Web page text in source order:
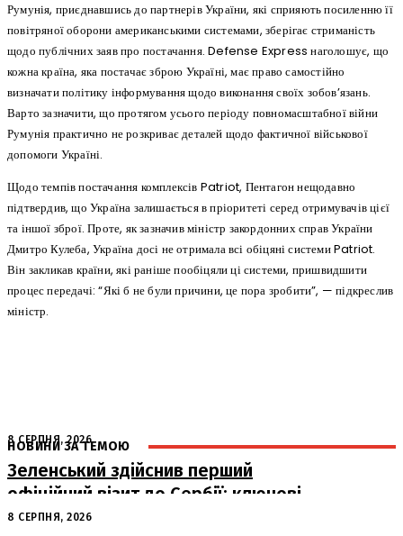
Румунія, приєднавшись до партнерів України, які сприяють посиленню її
повітряної оборони американськими системами, зберігає стриманість
щодо публічних заяв про постачання. Defense Express наголошує, що
кожна країна, яка постачає зброю Україні, має право самостійно
визначати політику інформування щодо виконання своїх зобов’язань.
Варто зазначити, що протягом усього періоду повномасштабної війни
Румунія практично не розкриває деталей щодо фактичної військової
допомоги Україні.
Щодо темпів постачання комплексів Patriot, Пентагон нещодавно
підтвердив, що Україна залишається в пріоритеті серед отримувачів цієї
та іншої зброї. Проте, як зазначив міністр закордонних справ України
Дмитро Кулеба, Україна досі не отримала всі обіцяні системи Patriot.
Він закликав країни, які раніше пообіцяли ці системи, пришвидшити
процес передачі: “Які б не були причини, це пора зробити”, — підкреслив
міністр.
НОВИНИ ЗА ТЕМОЮ
8 СЕРПНЯ, 2026
Зеленський здійснив перший
офіційний візит до Сербії: ключові
переговори з Вучичем
8 СЕРПНЯ, 2026